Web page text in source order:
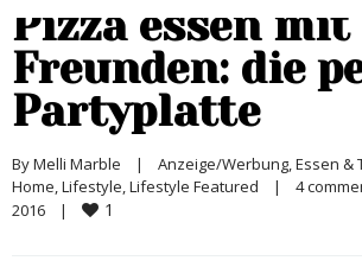
Pizza essen mit
Freunden: die
Partyplatte
By Melli Marble | Anzeige/Werbung, Essen &
Home, Lifestyle, Lifestyle Featured | 4
2016
| 1